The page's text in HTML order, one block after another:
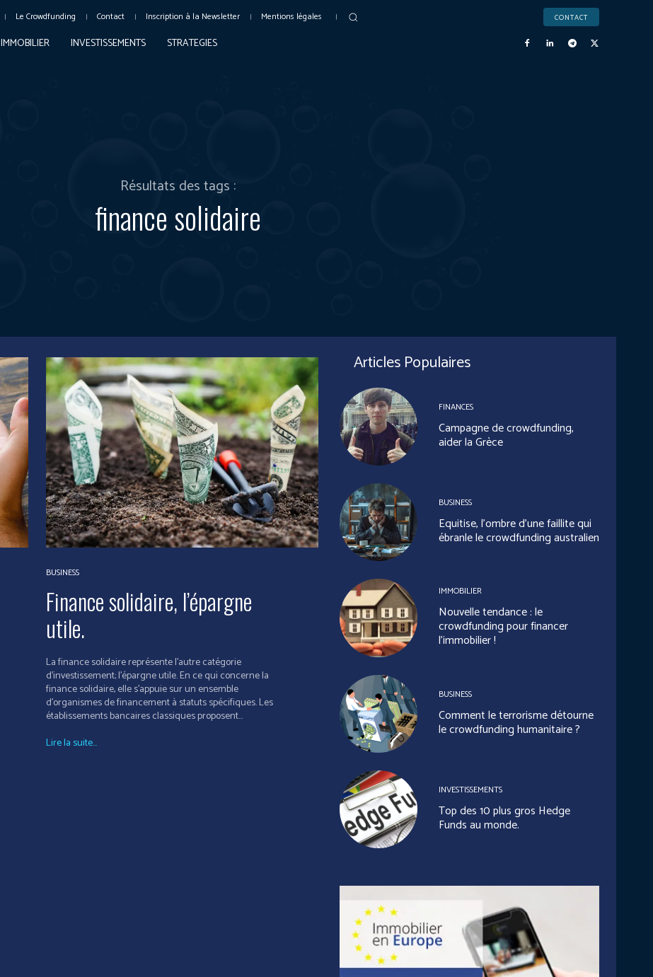
Le Crowdfunding Contact Inscription à la Newsletter Mentions légales CONTACT
IMMOBILIER INVESTISSEMENTS STRATEGIES
Résultats des tags :
finance solidaire
BUSINESS
Finance solidaire, l’épargne
utile.
La finance solidaire représente l'autre catégorie
d'investissement; l'épargne utile. En ce qui concerne la
finance solidaire, elle s’appuie sur un ensemble
d'organismes de financement à statuts spécifiques. Les
établissements bancaires classiques proposent...
Lire la suite...
Articles Populaires
FINANCES
Campagne de crowdfunding,
aider la Grèce
BUSINESS
Equitise, l’ombre d’une faillite qui
ébranle le crowdfunding australien
IMMOBILIER
Nouvelle tendance : le
crowdfunding pour financer
l’immobilier !
BUSINESS
Comment le terrorisme détourne
le crowdfunding humanitaire ?
INVESTISSEMENTS
Top des 10 plus gros Hedge
Funds au monde.